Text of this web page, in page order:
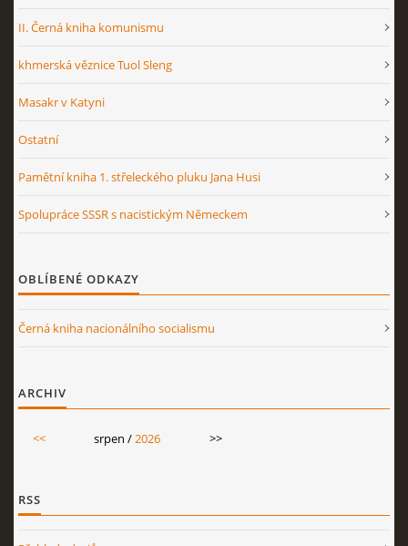
II. Černá kniha komunismu
khmerská věznice Tuol Sleng
Masakr v Katyni
Ostatní
Pamětní kniha 1. střeleckého pluku Jana Husi
Spolupráce SSSR s nacistickým Německem
OBLÍBENÉ ODKAZY
Černá kniha nacionálního socialismu
ARCHIV
<< srpen /2026 >>
RSS